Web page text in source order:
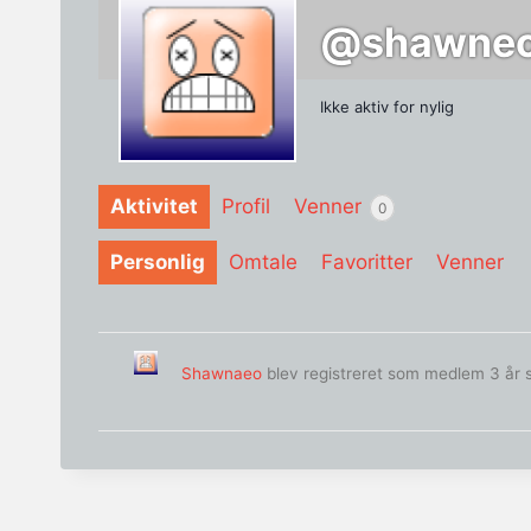
Ikke aktiv for nylig
Aktivitet Profil Venner 0
Personlig Omtale Favoritter Venner
Shawnaeo blev registreret som medlem 3 år